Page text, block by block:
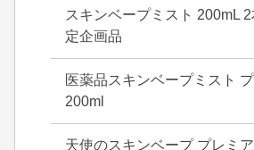
スキンベープミスト 200mL
定企画品
医薬品スキンベープミスト
200ml
天使のスキンベープ プレミ